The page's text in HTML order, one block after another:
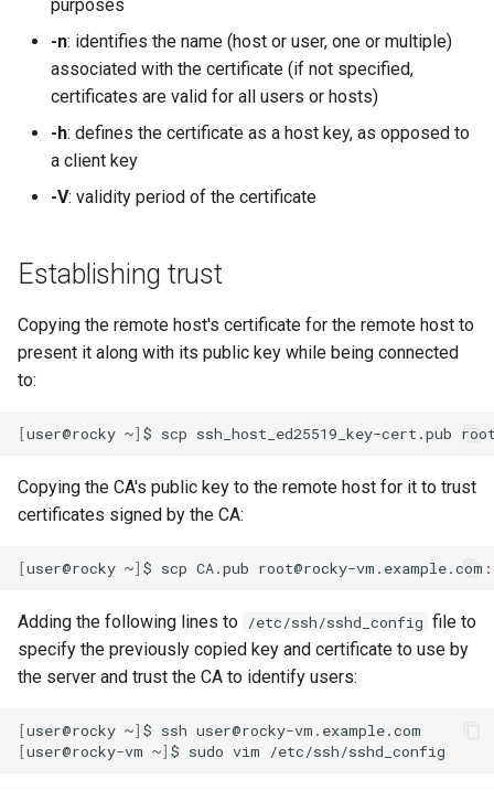
purposes
-n: identifies the name (host or user, one or multiple)
associated with the certificate (if not specified,
certificates are valid for all users or hosts)
-h: defines the certificate as a host key, as opposed to
a client key
-V: validity period of the certificate
Establishing trust
Copying the remote host's certificate for the remote host to
present it along with its public key while being connected
to:
[user@rocky ~] $ scp ssh_host_ed25519_key-cert.pub
Copying the CA's public key to the remote host for it to trust
certificates signed by the CA:
[user@rocky ~] $ scp CA.pub
Adding the following lines to /etc/ssh/sshd_config file to
specify the previously copied key and certificate to use by
the server and trust the CA to identify users:
[user@rocky ~] $ ssh
[user@rocky-vm ~] $ sudo vim